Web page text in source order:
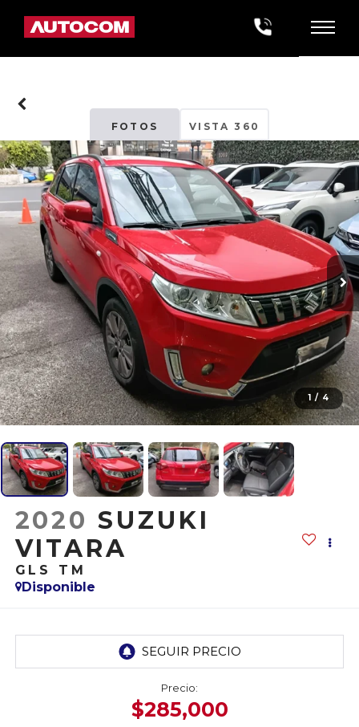
FOTOS VISTA 360
1 / 4
2020 SUZUKI
VITARA
GLS TM
Disponible
Precio:
$285,000